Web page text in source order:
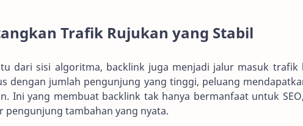
Trafik Rujukan yang Stabil
dari sisi algoritma, backlink juga menjadi jalur masuk trafik
dengan jumlah pengunjung yang tinggi, peluang
Ini yang membuat backlink tak hanya bermanfaat untuk
pengunjung tambahan yang nyata.